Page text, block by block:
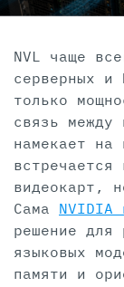
NVL чаще
серверных и
только
связь между
намекает на
видеокарт,
Сама NVIDIA
решение для
языковых
памяти и